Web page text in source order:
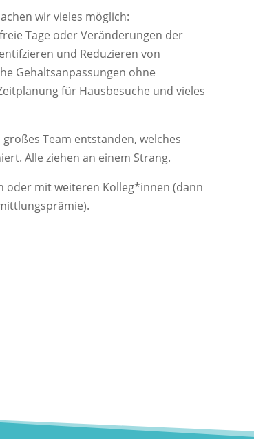
wir vieles möglich:
Tage oder Veränderungen der
und Reduzieren von
Gehaltsanpassungen ohne
für Hausbesuche und vieles
Team entstanden, welches
Alle ziehen an einem Strang.
oder mit weiteren Kolleg*innen (dann